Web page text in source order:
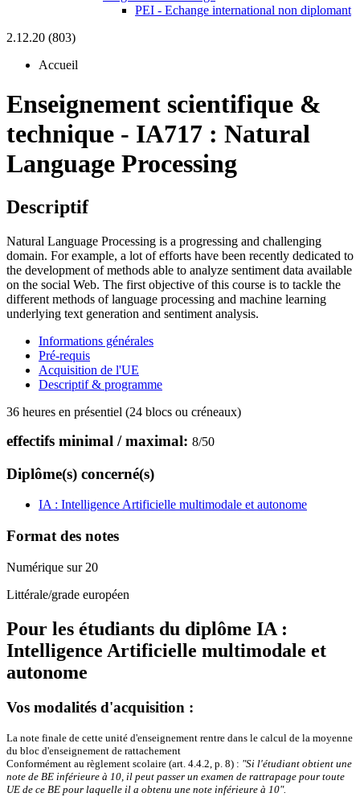
PEI - Echange international non diplomant
2.12.20 (803)
Accueil
Enseignement scientifique &
technique - IA717 : Natural
Language Processing
Descriptif
Natural Language Processing is a progressing and challenging
domain. For example, a lot of efforts have been recently dedicated to
the development of methods able to analyze sentiment data available
on the social Web. The first objective of this course is to tackle the
different methods of language processing and machine learning
underlying text generation and sentiment analysis.
Informations générales
Pré-requis
Acquisition de l'UE
Descriptif & programme
36 heures en présentiel (24 blocs ou créneaux)
effectifs minimal / maximal: 8/50
Diplôme(s) concerné(s)
IA : Intelligence Artificielle multimodale et autonome
Format des notes
Numérique sur 20
Littérale/grade européen
Pour les étudiants du diplôme IA :
Intelligence Artificielle multimodale et
autonome
Vos modalités d'acquisition :
La note finale de cette unité d'enseignement rentre dans le calcul de la moyenne
du bloc d'enseignement de rattachement
Conformément au règlement scolaire (art. 4.4.2, p. 8) : "Si l'étudiant obtient une
note de BE inférieure à 10, il peut passer un examen de rattrapage pour toute
UE de ce BE pour laquelle il a obtenu une note inférieure à 10".